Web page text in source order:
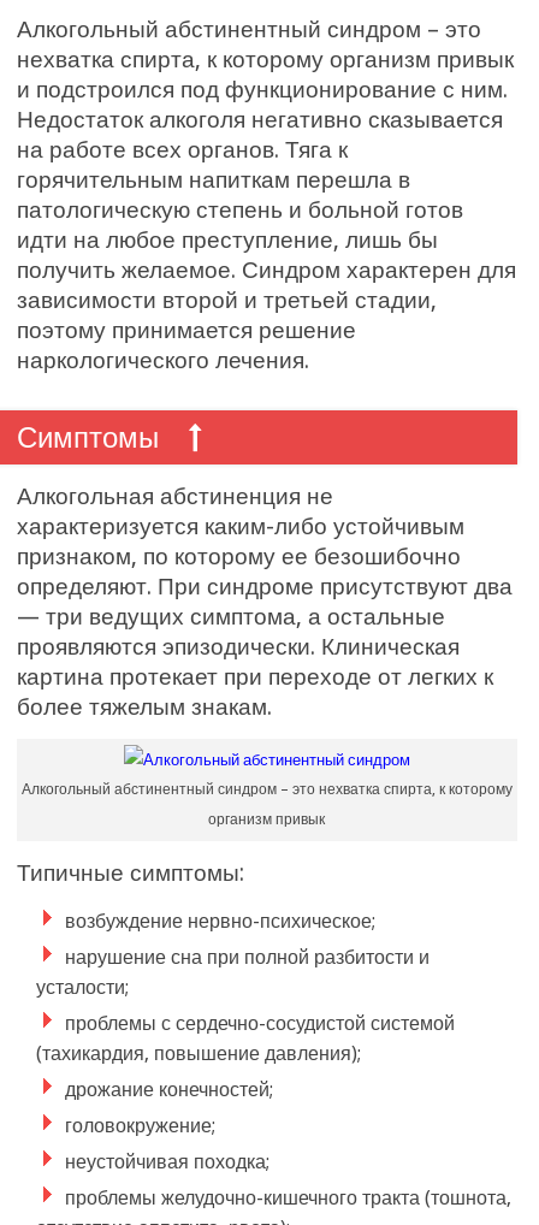
Алкогольный абстинентный синдром – это
нехватка спирта, к которому организм привык
и подстроился под функционирование с ним.
Недостаток алкоголя негативно сказывается
на работе всех органов. Тяга к
горячительным напиткам перешла в
патологическую степень и больной готов
идти на любое преступление, лишь бы
получить желаемое. Синдром характерен для
зависимости второй и третьей стадии,
поэтому принимается решение
наркологического лечения.
Симптомы
Алкогольная абстиненция не
характеризуется каким-либо устойчивым
признаком, по которому ее безошибочно
определяют. При синдроме присутствуют два
— три ведущих симптома, а остальные
проявляются эпизодически. Клиническая
картина протекает при переходе от легких к
более тяжелым знакам.
Алкогольный абстинентный синдром – это нехватка спирта, к которому
организм привык
Типичные симптомы:
возбуждение нервно-психическое;
нарушение сна при полной разбитости и
усталости;
проблемы с сердечно-сосудистой системой
(тахикардия, повышение давления);
дрожание конечностей;
головокружение;
неустойчивая походка;
проблемы желудочно-кишечного тракта (тошнота,